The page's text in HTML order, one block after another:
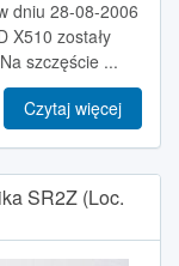
dniu 28-08-2006
X510 zostały
szczęście ...
Czytaj więcej
SR2Z (Loc.